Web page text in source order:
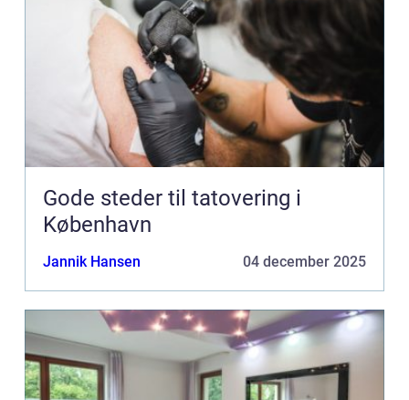
Gode steder til tatovering i
København
Jannik Hansen 04 december 2025